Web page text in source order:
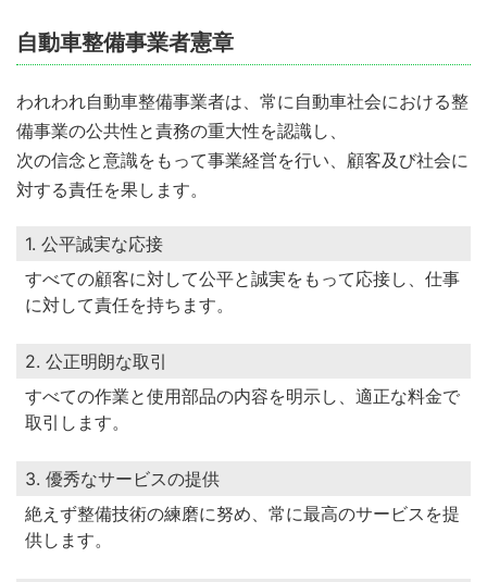
自動車整備事業者憲章
われわれ自動車整備事業者は、常に自動車社会における整
備事業の公共性と責務の重大性を認識し、
次の信念と意識をもって事業経営を行い、顧客及び社会に
対する責任を果します。
1. 公平誠実な応接
すべての顧客に対して公平と誠実をもって応接し、仕事
に対して責任を持ちます。
2. 公正明朗な取引
すべての作業と使用部品の内容を明示し、適正な料金で
取引します。
3. 優秀なサービスの提供
絶えず整備技術の練磨に努め、常に最高のサービスを提
供します。